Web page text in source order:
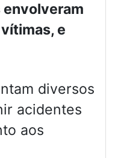
e
diversos
acidentes
aos